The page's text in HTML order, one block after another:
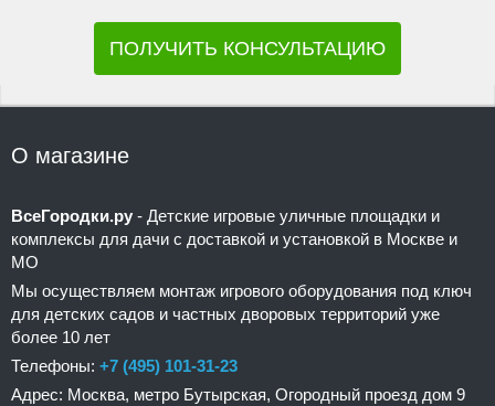
ПОЛУЧИТЬ КОНСУЛЬТАЦИЮ
О магазине
ВсеГородки.ру - Детские игровые уличные площадки и
комплексы для дачи с доставкой и установкой в Москве и
МО
Мы осуществляем монтаж игрового оборудования под ключ
для детских садов и частных дворовых территорий уже
более 10 лет
Телефоны: +7 (495) 101-31-23
Адрес: Москва, метро Бутырская, Огородный проезд дом 9